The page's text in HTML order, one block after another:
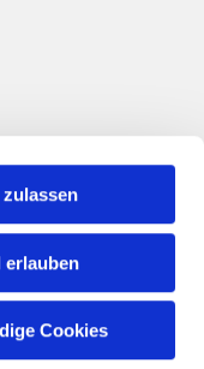
erlauben
Cookies